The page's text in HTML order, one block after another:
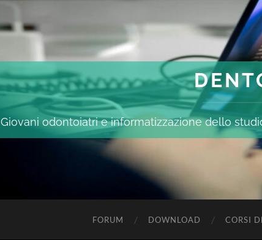
Giovani odontoiatri e informatizzazione dello
FORUM DOWNLOAD CORSI